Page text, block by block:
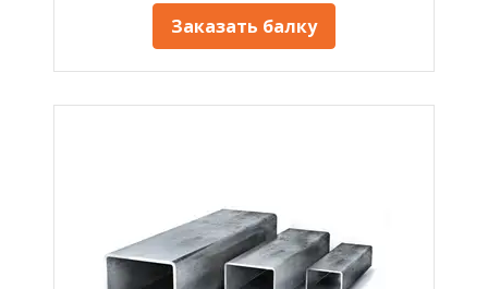
Заказать балку